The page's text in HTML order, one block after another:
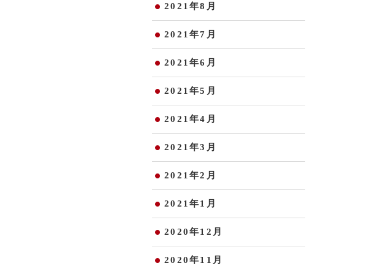
2021年8月
2021年7月
2021年6月
2021年5月
2021年4月
2021年3月
2021年2月
2021年1月
2020年12月
2020年11月